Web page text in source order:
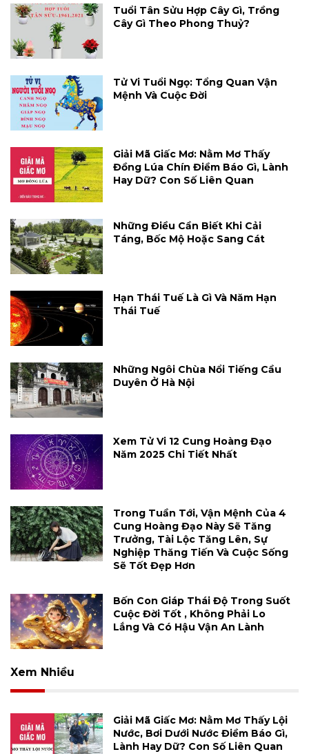
Tuổi Tân Sửu Hợp Cây Gì, Trồng
Cây Gì Theo Phong Thuỷ?
Tử Vi Tuổi Ngọ: Tổng Quan Vận
Mệnh Và Cuộc Đời
Giải Mã Giấc Mơ: Nằm Mơ Thấy
Đồng Lúa Chín Điềm Báo Gì, Lành
Hay Dữ? Con Số Liên Quan
Những Điều Cần Biết Khi Cải
Táng, Bốc Mộ Hoặc Sang Cát
Hạn Thái Tuế Là Gì Và Năm Hạn
Thái Tuế
Những Ngôi Chùa Nổi Tiếng Cầu
Duyên Ở Hà Nội
Xem Tử Vi 12 Cung Hoàng Đạo
Năm 2025 Chi Tiết Nhất
Trong Tuần Tới, Vận Mệnh Của 4
Cung Hoàng Đạo Này Sẽ Tăng
Trưởng, Tài Lộc Tăng Lên, Sự
Nghiệp Thăng Tiến Và Cuộc Sống
Sẽ Tốt Đẹp Hơn
Bốn Con Giáp Thái Độ Trong Suốt
Cuộc Đời Tốt , Không Phải Lo
Lắng Và Có Hậu Vận An Lành
Xem Nhiều
Giải Mã Giấc Mơ: Nằm Mơ Thấy Lội
Nước, Bơi Dưới Nước Điềm Báo Gì,
Lành Hay Dữ? Con Số Liên Quan